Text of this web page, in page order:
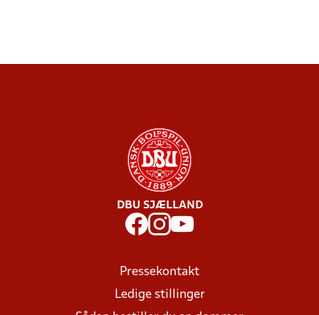
DBU SJÆLLAND
Pressekontakt
Ledige stillinger